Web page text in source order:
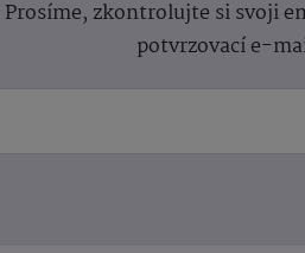
Prosíme, zkontrolujte si svoji
potvrzovací e-